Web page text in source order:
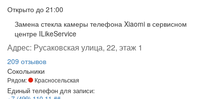
Открыто до 21:00
Замена стекла камеры телефона Xiaomi в сервисном
центре ILikeService
Адрес: Русаковская улица, 22, этаж 1
209 отзывов
Сокольники
Рядом: Красносельская
Единый телефон для записи: